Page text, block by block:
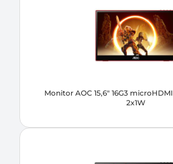
Monitor AOC 15,6" 16G3
2x1W